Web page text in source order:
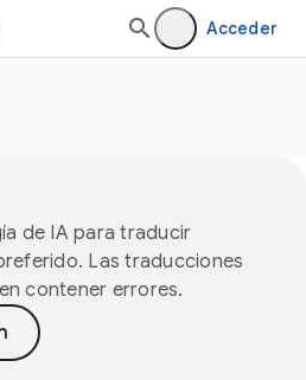
Acceder
de IA para traducir
Las traducciones
contener errores.